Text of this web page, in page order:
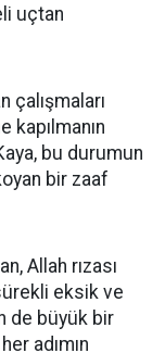
uçtan
çalışmaları
bu durumun
bir zaaf
Allah rızası
eksik ve
de büyük bir
adımın